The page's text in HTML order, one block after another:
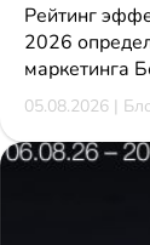
Рейтинг
2026
маркетинга
05.08.2026 |